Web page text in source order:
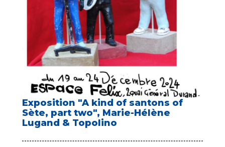
Exposition "A kind of santons of
Sète, part two", Marie-Hélène
Lugand & Topolino